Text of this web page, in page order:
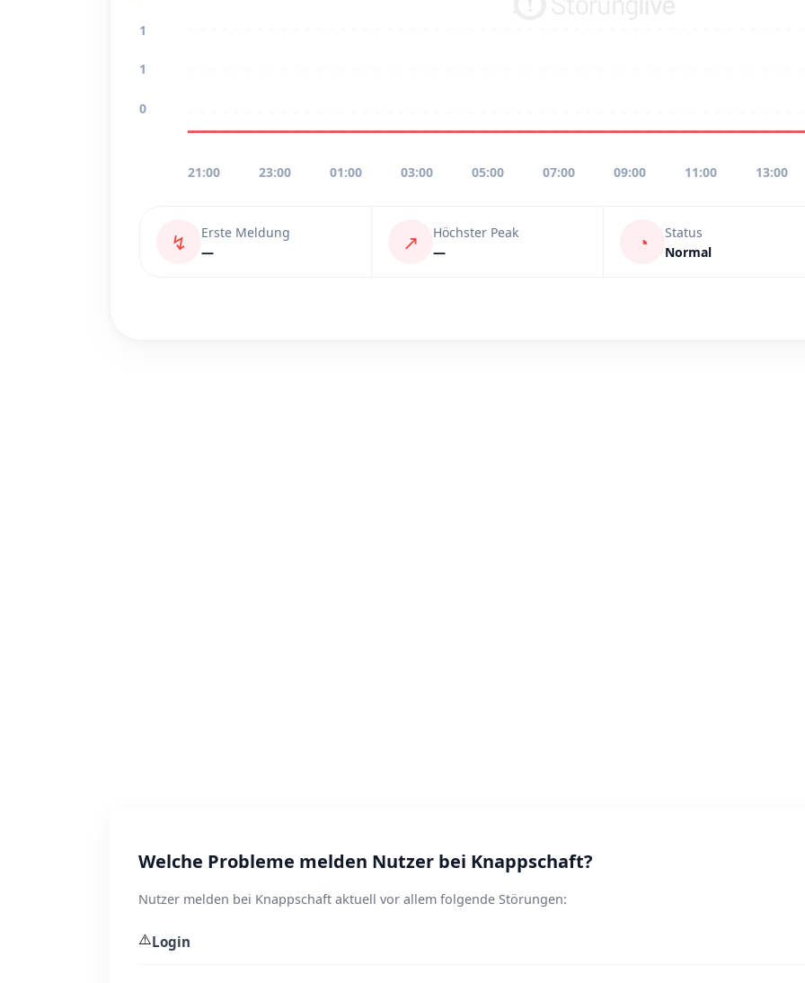
1
1
0
21:00 23:00 01:00 03:00 05:00 07:00 09:00 11:00 13:00
↯
Erste Meldung
—
↗
Höchster Peak
—
◔
Status
Normal
Welche Probleme melden Nutzer bei Knappschaft?
Nutzer melden bei Knappschaft aktuell vor allem folgende Störungen:
⚠️Login